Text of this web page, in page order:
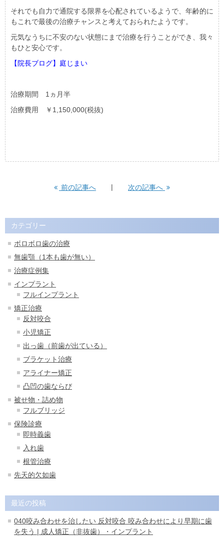
それでも自力で通院する限界を心配されているようで、年齢的に
もこれで最後の治療チャンスと考えておられたようです。
元気なうちに不安のない状態にまで治療を行うことができ、我々
もひと安心です。
【院長ブログ】庭じまい
治療期間 1ヵ月半
治療費用 ￥1,150,000(税抜)
前の記事へ 次の記事へ
カテゴリー
ボロボロ歯の治療
無歯顎（1本も歯が無い）
治療症例集
インプラント
フルインプラント
矯正治療
反対咬合
小児矯正
出っ歯（前歯が出ている）
ブラケット治療
アライナー矯正
凸凹の歯ならび
被せ物・詰め物
フルブリッジ
保険診療
即時義歯
入れ歯
根管治療
先天的欠如歯
最近の投稿
040咬み合わせを治したい 反対咬合 咬み合わせにより早期に歯
を失う | 成人矯正（非抜歯）・インプラント